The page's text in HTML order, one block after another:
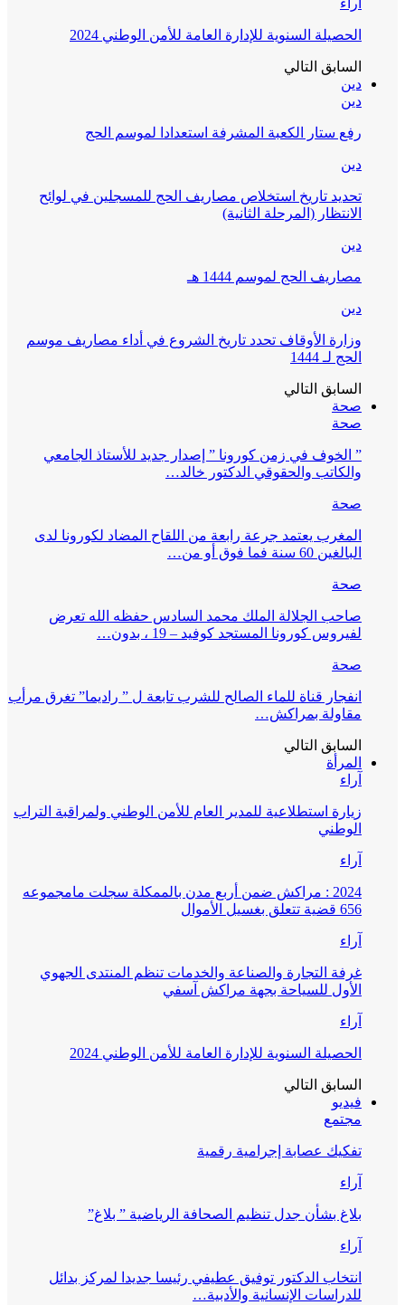
آراء
الحصيلة السنوية للإدارة العامة للأمن الوطني 2024
السابق التالي
دين
دين
رفع ستار الكعبة المشرفة استعدادا لموسم الحج
دين
تحديد تاريخ استخلاص مصاريف الحج للمسجلين في لوائح
الانتظار (المرحلة الثانية)
دين
مصاريف الحج لموسم 1444 هـ
دين
وزارة الأوقاف تحدد تاريخ الشروع في أداء مصاريف موسم
الحج لـ 1444
السابق التالي
صحة
صحة
” الخوف في زمن كورونا ” إصدار جديد للأستاذ الجامعي
والكاتب والحقوقي الدكتور خالد…
صحة
المغرب يعتمد جرعة رابعة من اللقاح المضاد لكورونا لدى
البالغين 60 سنة فما فوق أو من…
صحة
صاحب الجلالة الملك محمد السادس حفظه الله تعرض
لفيروس كورونا المستجد كوفيد – 19 ، بدون…
صحة
انفجار قناة للماء الصالح للشرب تابعة ل ” راديما” تغرق مرأب
مقاولة بمراكش…
السابق التالي
المرأة
آراء
زيارة استطلاعية للمدير العام للأمن الوطني ولمراقبة التراب
الوطني
آراء
2024 : مراكش ضمن أربع مدن بالممكلة سجلت مامجموعه
656 قضية تتعلق بغسيل الأموال
آراء
غرفة التجارة والصناعة والخدمات تنظم المنتدى الجهوي
الأول للسياحة بجهة مراكش آسفي
آراء
الحصيلة السنوية للإدارة العامة للأمن الوطني 2024
السابق التالي
فيديو
مجتمع
تفكيك عصابة إجرامية رقمية
آراء
بلاغ بشأن جدل تنظيم الصحافة الرياضية ” بلاغ”
آراء
انتخاب الدكتور توفيق عطيفي رئيسا جديدا لمركز بدائل
للدراسات الإنسانية والأدبية…